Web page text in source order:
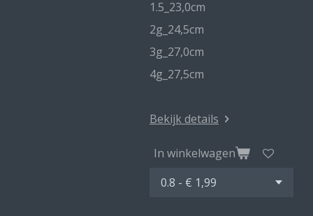
1.5_23,0cm
2g_24,5cm
3g_27,0cm
4g_27,5cm
Bekijk details
In winkelwagen